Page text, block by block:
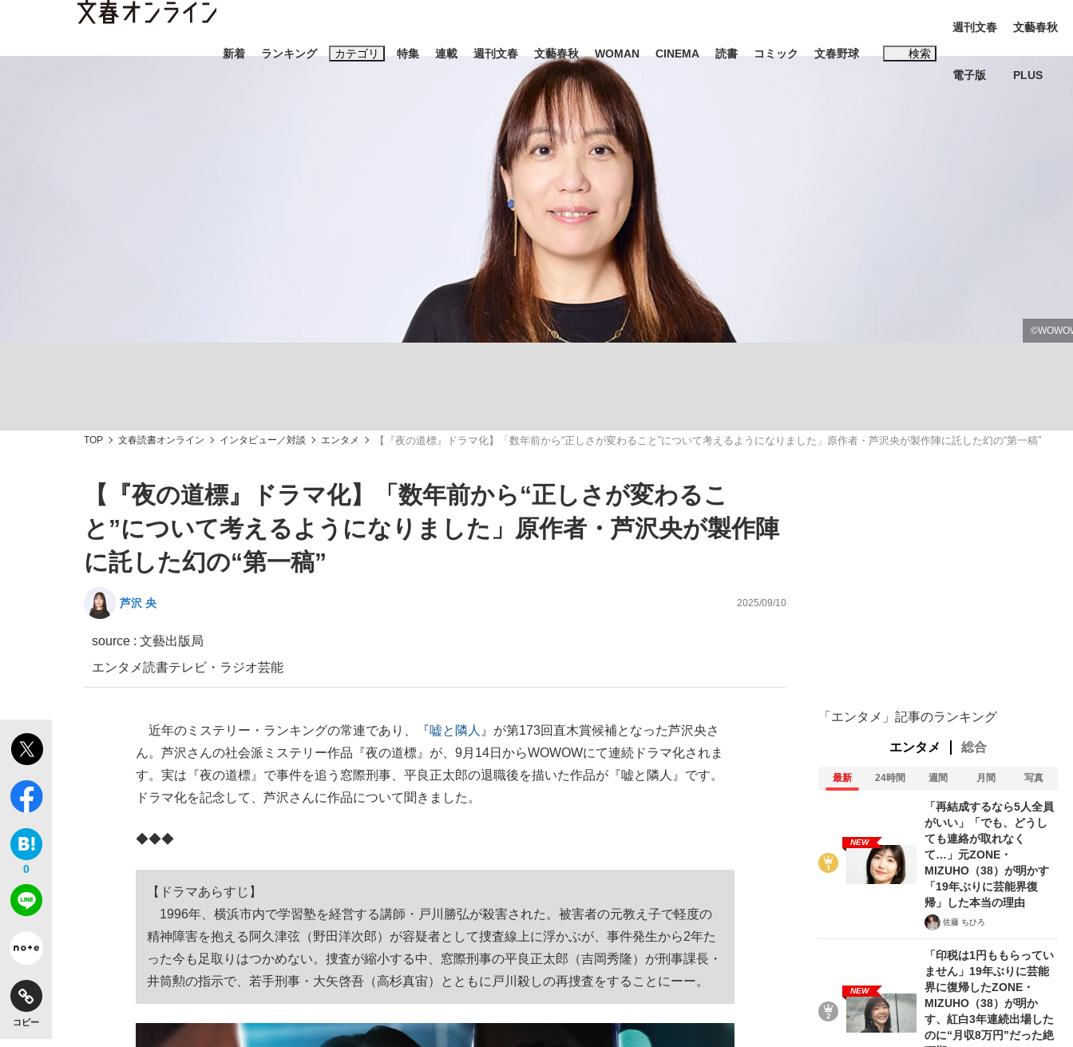
新着 ランキング カテゴリ
ライフ ビジネス
《BTS厳戒トーキョー滞在記》RM→渋谷で飲み会、JIN→伊豆の... 「90%は失敗する。でも…」本田圭佑が初めて明かした日本代表監督に...
「最悪の空気のまま解散」WBC日本代表“敗戦”の真実 選手が明かす... 「敗因分析は一切聞かれなかった」侍ジャパン選手が証言した“NPB聞...
もっと見る
特集
終戦から81年
私のあのとき、私のいま
もっと見る
連載 週刊文春 文藝春秋 WOMAN CINEMA 読書 コミック 文春野球 検索
キーワード入力
#後藤真希 #森岡毅 #城彰二 #内田有紀
週刊文春
電子版
文藝春秋
PLUS
TOP 文春読書オンライン インタビュー／対談 エンタメ 【『夜の道標』ドラマ化】「数年前から“正しさが変わること”について考えるようになりました」原作者・芦沢央が製作陣に託した幻の“第一稿”
【『夜の道標』ドラマ化】「数年前から“正しさが変わるこ
と”について考えるようになりました」原作者・芦沢央が製作陣
に託した幻の“第一稿”
芦沢 央 2025/09/10
source : 文藝出版局
エンタメ読書テレビ・ラジオ芸能
0
コピー
近年のミステリー・ランキングの常連であり、『嘘と隣人 』が第173回直木賞候補となった芦沢央さ
ん。芦沢さんの社会派ミステリー作品『夜の道標』が、9月14日からWOWOWにて連続ドラマ化されま
す。実は『夜の道標』で事件を追う窓際刑事、平良正太郎の退職後を描いた作品が『嘘と隣人』です。
ドラマ化を記念して、芦沢さんに作品について聞きました。
◆◆◆
【ドラマあらすじ】
1996年、横浜市内で学習塾を経営する講師・戸川勝弘が殺害された。被害者の元教え子で軽度の
精神障害を抱える阿久津弦（野田洋次郎）が容疑者として捜査線上に浮かぶが、事件発生から2年た
った今も足取りはつかめない。捜査が縮小する中、窓際刑事の平良正太郎（吉岡秀隆）が刑事課長・
井筒勲の指示で、若手刑事・大矢啓吾（高杉真宙）とともに戸川殺しの再捜査をすることにーー。
「エンタメ」記事のランキング
エンタメ 総合
最新 24時間 週間 月間 写真
NEW
「再結成するなら5人全員
がいい」「でも、どうし
ても連絡が取れなく
て…」元ZONE・
MIZUHO（38）が明かす
「19年ぶりに芸能界復
帰」した本当の理由
佐藤 ちひろ
NEW
「印税は1円ももらってい
ません」19年ぶりに芸能
界に復帰したZONE・
MIZUHO（38）が明か
す、紅白3年連続出場した
のに“月収8万円”だった絶